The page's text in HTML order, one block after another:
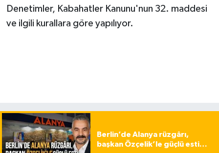
Denetimler, Kabahatler Kanunu'nun 32. maddesi
ve ilgili kurallara göre yapılıyor.
Berlin’de Alanya rüzgârı,
başkan Özçelik’le güçlü esti…